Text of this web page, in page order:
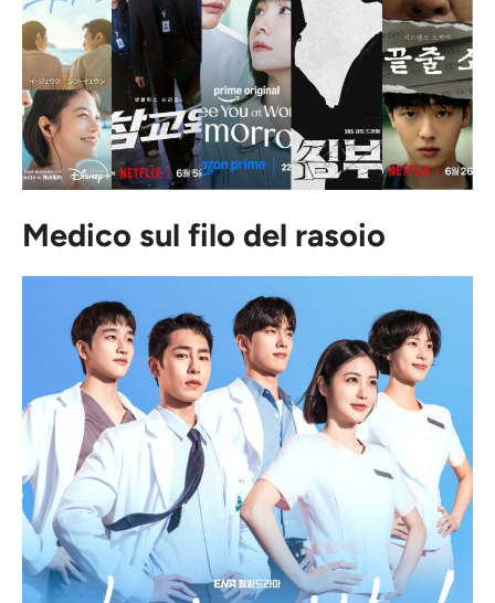
Medico sul filo del rasoio